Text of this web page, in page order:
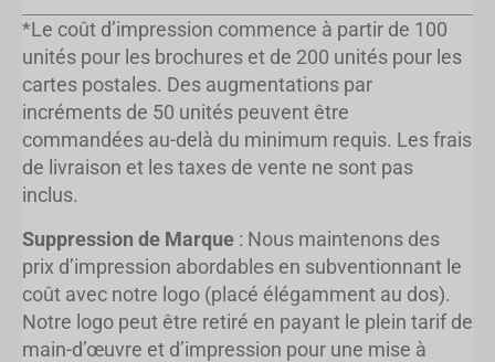
*Le coût d’impression commence à partir de 100
unités pour les brochures et de 200 unités pour les
cartes postales. Des augmentations par
incréments de 50 unités peuvent être
commandées au-delà du minimum requis. Les frais
de livraison et les taxes de vente ne sont pas
inclus.
Suppression de Marque : Nous maintenons des
prix d’impression abordables en subventionnant le
coût avec notre logo (placé élégamment au dos).
Notre logo peut être retiré en payant le plein tarif de
main-d’œuvre et d’impression pour une mise à